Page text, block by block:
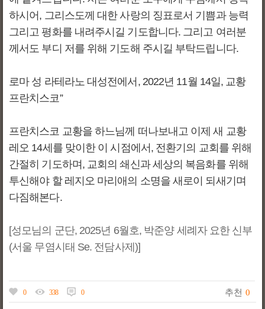
하시어, 그리스도께 대한 사랑의 징표로서 기쁨과 능력
그리고 평화를 내려주시길 기도합니다. 그리고 여러분
께서도 부디 저를 위해 기도해 주시길 부탁드립니다.
로마 성 라테라노 대성전에서, 2022년 11월 14일, 교황
프란치스코”
프란치스코 교황을 하느님께 떠나보내고 이제 새 교황
레오 14세를 맞이한 이 시점에서, 전환기의 교회를 위해
간절히 기도하며, 교회의 쇄신과 세상의 복음화를 위해
투신해야 할 레지오 마리애의 소명을 새로이 되새기며
다짐해본다.
[성모님의 군단, 2025년 6월호, 박준양 세례자 요한 신부
(서울 무염시태 Se. 전담사제)]
0 338 0 추천 0